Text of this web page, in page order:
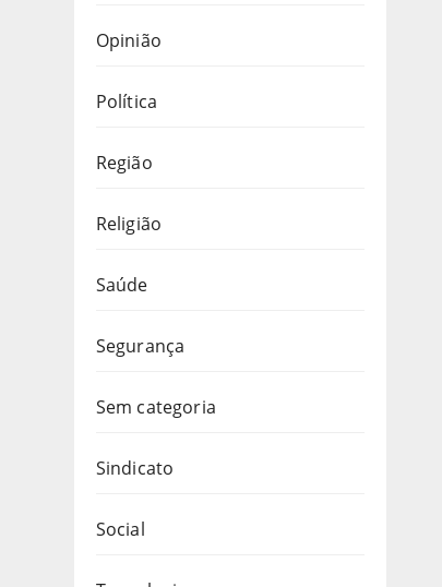
Opinião
Política
Região
Religião
Saúde
Segurança
Sem categoria
Sindicato
Social